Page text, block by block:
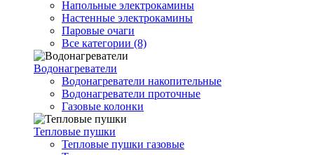
Напольные электрокамины
Настенные электрокамины
Паровые очаги
Все категории (8)
Водонагреватели
Водонагреватели накопительные
Водонагреватели проточные
Газовые колонки
Тепловые пушки
Тепловые пушки газовые